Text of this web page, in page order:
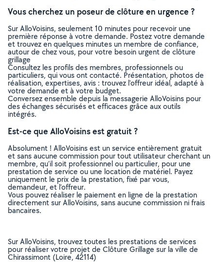
Vous cherchez un poseur de clôture en urgence ?
Sur AlloVoisins, seulement 10 minutes pour recevoir une
première réponse à votre demande. Postez votre demande
et trouvez en quelques minutes un membre de confiance,
autour de chez vous, pour votre besoin urgent de clôture
grillage
Consultez les profils des membres, professionnels ou
particuliers, qui vous ont contacté. Présentation, photos de
réalisation, expertises, avis : trouvez l'offreur idéal, adapté à
votre demande et à votre budget.
Conversez ensemble depuis la messagerie AlloVoisins pour
des échanges sécurisés et efficaces grâce aux outils
intégrés.
Est-ce que AlloVoisins est gratuit ?
Absolument ! AlloVoisins est un service entièrement gratuit
et sans aucune commission pour tout utilisateur cherchant un
membre, qu’il soit professionnel ou particulier, pour une
prestation de service ou une location de matériel. Payez
uniquement le prix de la prestation, fixé par vous,
demandeur, et l’offreur.
Vous pouvez réaliser le paiement en ligne de la prestation
directement sur AlloVoisins, sans aucune commission ni frais
bancaires.
Sur AlloVoisins, trouvez toutes les prestations de services
pour réaliser votre projet de Clôture Grillage sur la ville de
Chirassimont (Loire, 42114)